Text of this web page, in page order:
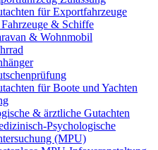
für Exportfahrzeuge
Fahrzeuge & Schiffe
& Wohnmobil
für Boote und Yachten
& ärztliche Gutachten
Psychologische
(MPU)